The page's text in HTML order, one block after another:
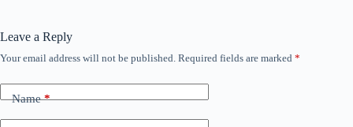
Leave a Reply
Your email address will not be published. Required fields are marked *
Name*